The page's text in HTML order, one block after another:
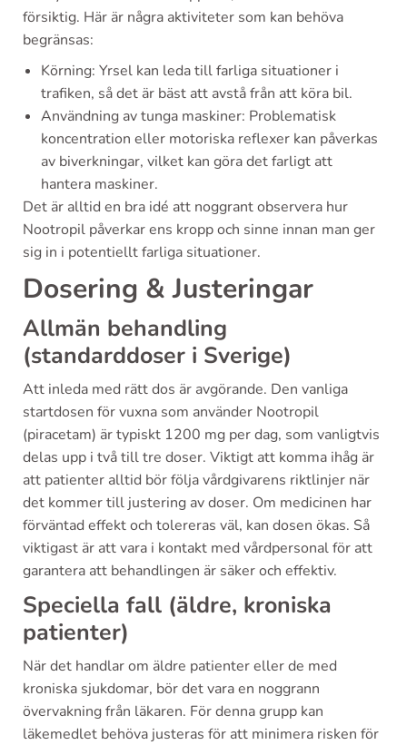
försiktig. Här är några aktiviteter som kan behöva
begränsas:
Körning: Yrsel kan leda till farliga situationer i
trafiken, så det är bäst att avstå från att köra bil.
Användning av tunga maskiner: Problematisk
koncentration eller motoriska reflexer kan påverkas
av biverkningar, vilket kan göra det farligt att
hantera maskiner.
Det är alltid en bra idé att noggrant observera hur
Nootropil påverkar ens kropp och sinne innan man ger
sig in i potentiellt farliga situationer.
Dosering & Justeringar
Allmän behandling
(standarddoser i Sverige)
Att inleda med rätt dos är avgörande. Den vanliga
startdosen för vuxna som använder Nootropil
(piracetam) är typiskt 1200 mg per dag, som vanligtvis
delas upp i två till tre doser. Viktigt att komma ihåg är
att patienter alltid bör följa vårdgivarens riktlinjer när
det kommer till justering av doser. Om medicinen har
förväntad effekt och tolereras väl, kan dosen ökas. Så
viktigast är att vara i kontakt med vårdpersonal för att
garantera att behandlingen är säker och effektiv.
Speciella fall (äldre, kroniska
patienter)
När det handlar om äldre patienter eller de med
kroniska sjukdomar, bör det vara en noggrann
övervakning från läkaren. För denna grupp kan
läkemedlet behöva justeras för att minimera risken för